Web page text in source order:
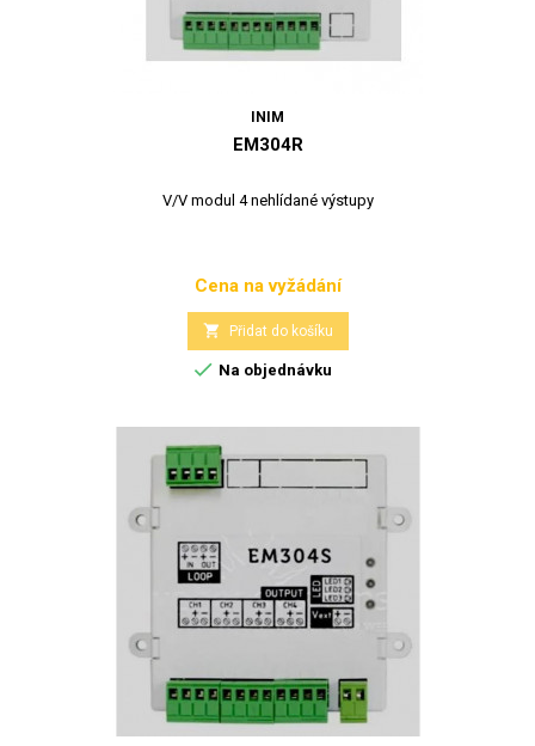
INIM
EM304R
V/V modul 4 nehlídané výstupy
Cena
Cena na vyžádání
 Přidat do košíku
 Na objednávku